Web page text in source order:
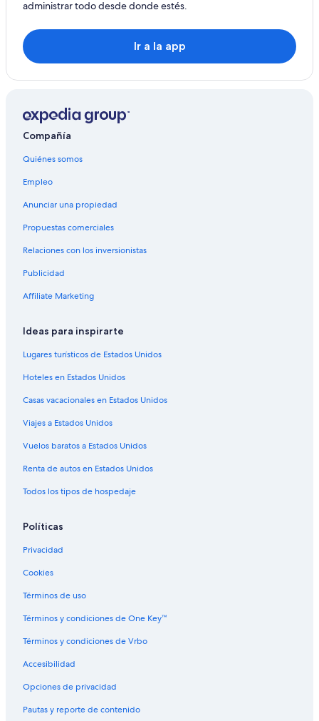
administrar todo desde donde estés.
Ir a la app
Compañía
Quiénes somos
Empleo
Anunciar una propiedad
Propuestas comerciales
Relaciones con los inversionistas
Publicidad
Affiliate Marketing
Ideas para inspirarte
Lugares turísticos de Estados Unidos
Hoteles en Estados Unidos
Casas vacacionales en Estados Unidos
Viajes a Estados Unidos
Vuelos baratos a Estados Unidos
Renta de autos en Estados Unidos
Todos los tipos de hospedaje
Políticas
Privacidad
Cookies
Términos de uso
Términos y condiciones de One Key™
Términos y condiciones de Vrbo
Accesibilidad
Opciones de privacidad
Pautas y reporte de contenido